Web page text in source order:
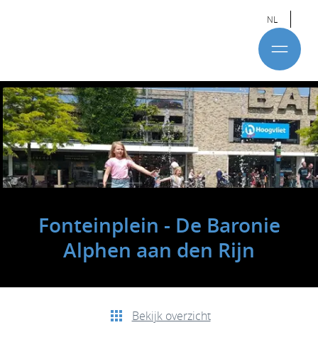
NL
Fonteinplein - De Baronie
Alphen aan den Rijn
Bekijk overzicht